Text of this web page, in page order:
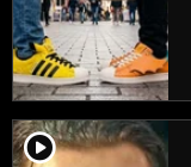
player2